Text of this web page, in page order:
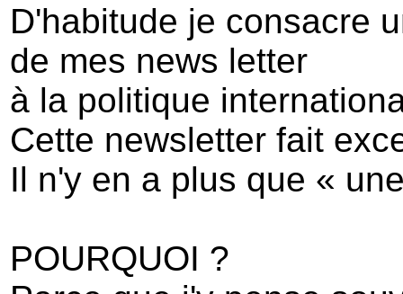
D'habitude je consacre
de mes news letter
à la politique
Cette newsletter fait
Il n'y en a plus que «
POURQUOI ?